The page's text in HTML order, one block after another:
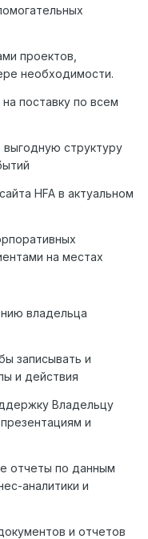
проектов,
необходимости.
поставку по всем
выгодную структуру
HFA в актуальном
на местах
владельца
записывать и
и действия
Владельцу
и
отчеты по данным
аналитики и
и отчетов